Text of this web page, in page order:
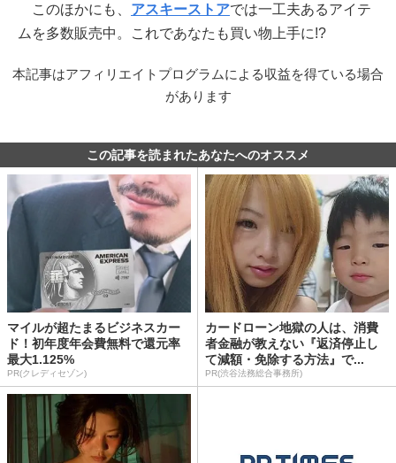
このほかにも、 アスキーストアでは一工夫あるアイテ
ムを多数販売中。これであなたも買い物上手に!?
本記事はアフィリエイトプログラムによる収益を得ている場合
があります
この記事を読まれたあなたへのオススメ
マイルが超たまるビジネスカー
ド！初年度年会費無料で還元率
最大1.125%
PR(クレディセゾン)
カードローン地獄の人は、消費
者金融が教えない『返済停止し
て減額・免除する方法』で...
PR(渋谷法務総合事務所)